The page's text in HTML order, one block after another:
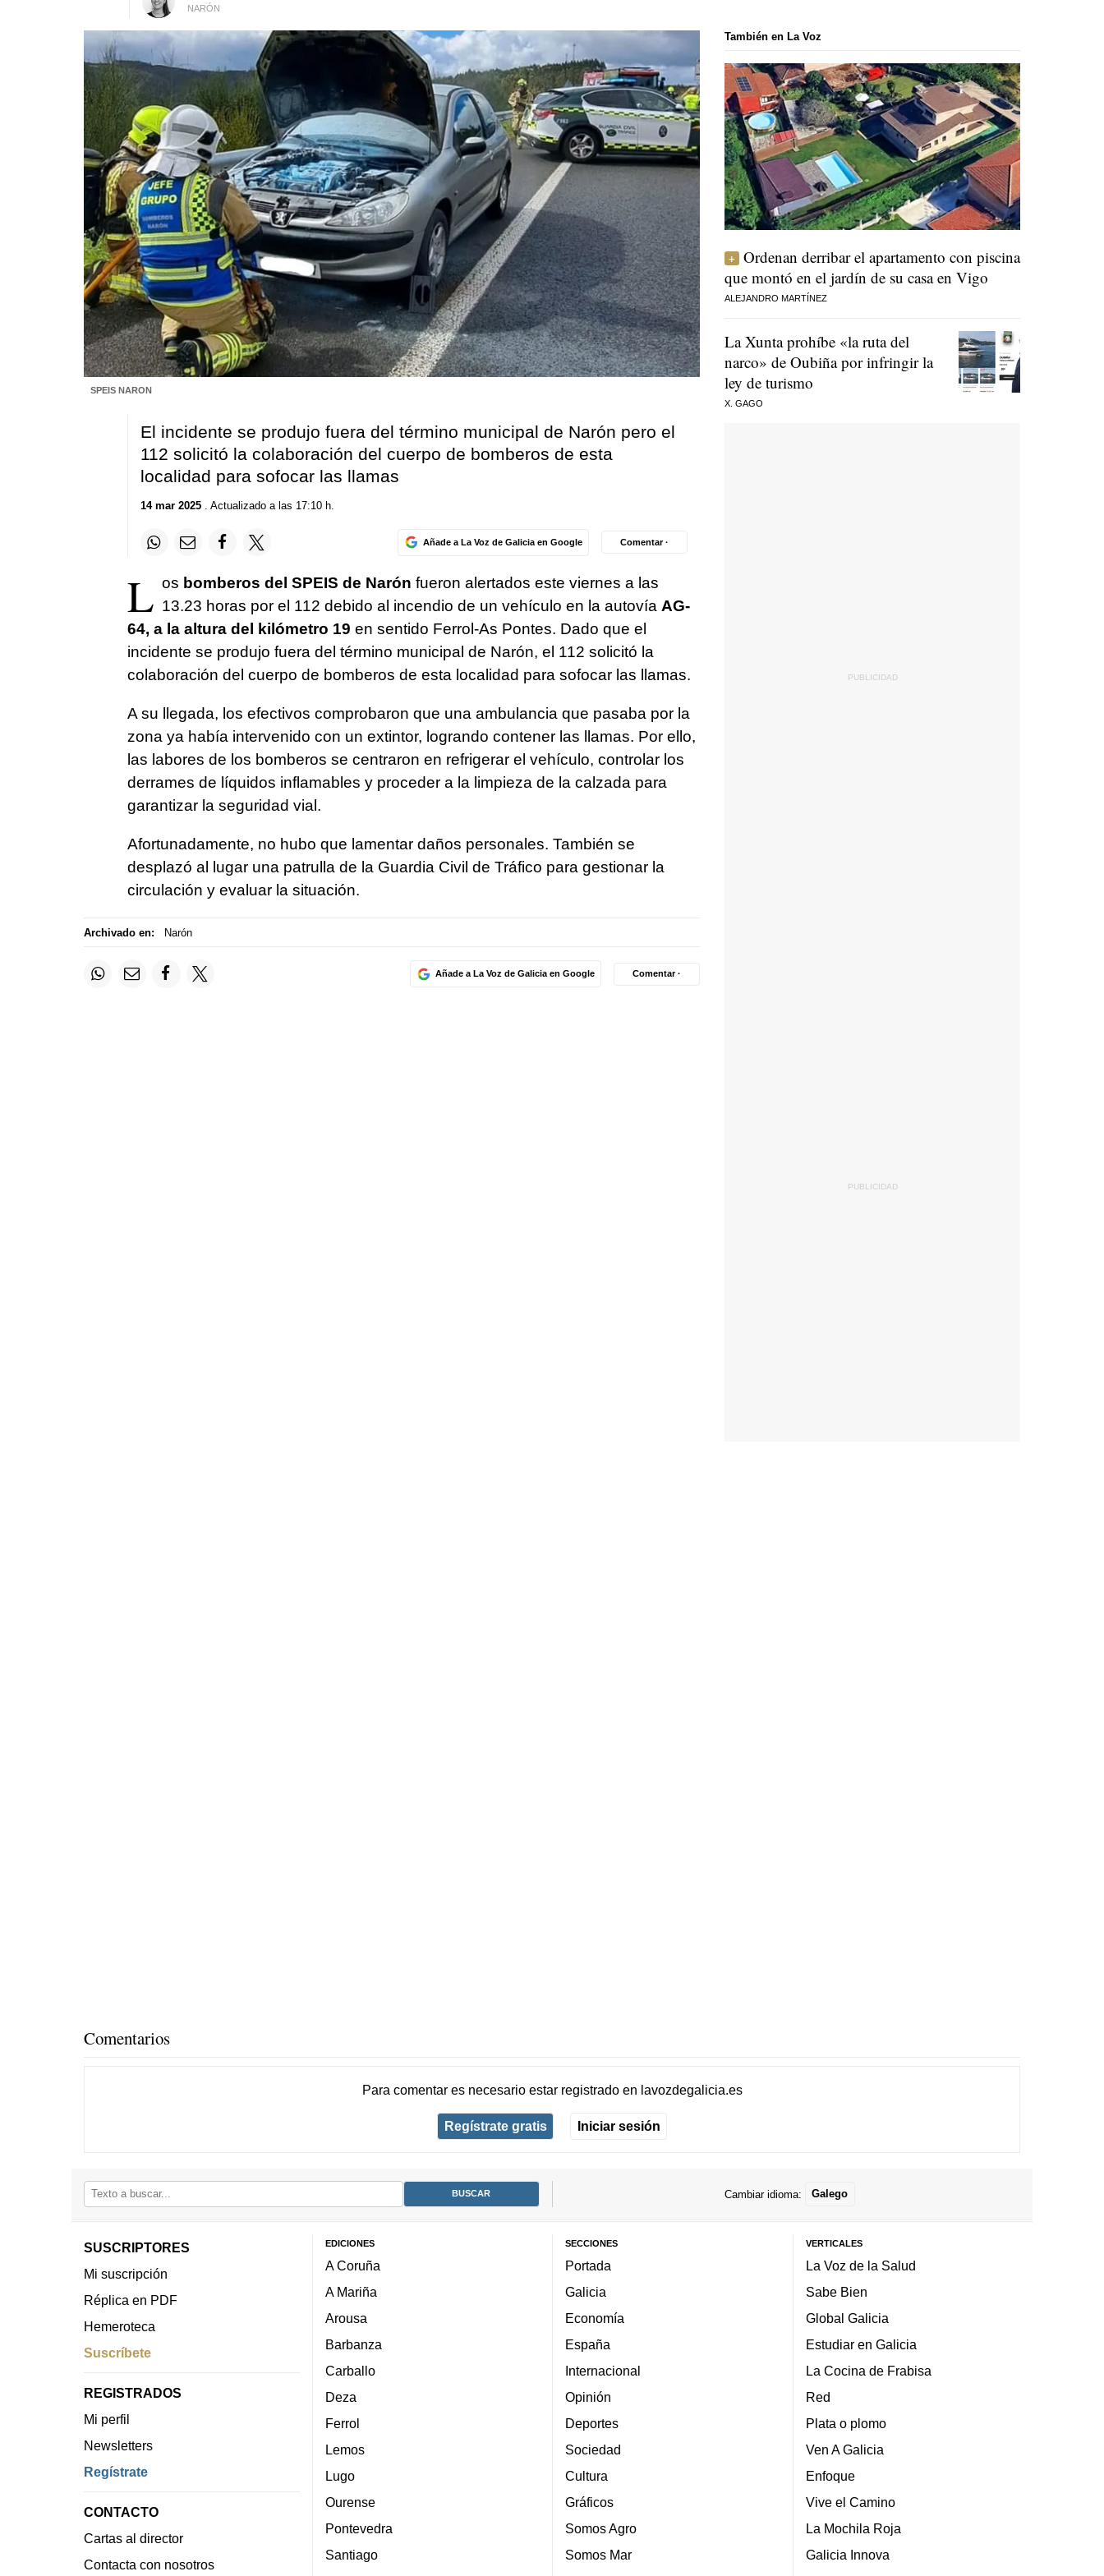
NARÓN
SPEIS NARON
El incidente se produjo fuera del término municipal de Narón pero el
112 solicitó la colaboración del cuerpo de bomberos de esta
localidad para sofocar las llamas
14 mar 2025. Actualizado a las 17:10 h.
Añade a La Voz de Galicia en Google Comentar ·
L os bomberos del SPEIS de Narón fueron alertados este viernes a las
13.23 horas por el 112 debido al incendio de un vehículo en la autovía AG-
64, a la altura del kilómetro 19 en sentido Ferrol-As Pontes. Dado que el
incidente se produjo fuera del término municipal de Narón, el 112 solicitó la
colaboración del cuerpo de bomberos de esta localidad para sofocar las llamas.
A su llegada, los efectivos comprobaron que una ambulancia que pasaba por la
zona ya había intervenido con un extintor, logrando contener las llamas. Por ello,
las labores de los bomberos se centraron en refrigerar el vehículo, controlar los
derrames de líquidos inflamables y proceder a la limpieza de la calzada para
garantizar la seguridad vial.
Afortunadamente, no hubo que lamentar daños personales. También se
desplazó al lugar una patrulla de la Guardia Civil de Tráfico para gestionar la
circulación y evaluar la situación.
Archivado en: Narón
Añade a La Voz de Galicia en Google Comentar ·
También en La Voz
Ordenan derribar el apartamento con piscina
que montó en el jardín de su casa en Vigo
ALEJANDRO MARTÍNEZ
La Xunta prohíbe «la ruta del
narco» de Oubiña por infringir la
ley de turismo
X. GAGO
Comentarios
Para comentar es necesario estar registradoen lavozdegalicia.es
Regístrate gratis Iniciar sesión
Cambiar idioma: Galego
SUSCRIPTORES
Mi suscripción
Réplica en PDF
Hemeroteca
Suscríbete
REGISTRADOS
Mi perfil
Newsletters
Regístrate
CONTACTO
Cartas al director
Contacta con nosotros
EDICIONES
A Coruña
A Mariña
Arousa
Barbanza
Carballo
Deza
Ferrol
Lemos
Lugo
Ourense
Pontevedra
Santiago
SECCIONES
Portada
Galicia
Economía
España
Internacional
Opinión
Deportes
Sociedad
Cultura
Gráficos
Somos Agro
Somos Mar
VERTICALES
La Voz de la Salud
Sabe Bien
Global Galicia
Estudiar en Galicia
La Cocina de Frabisa
Red
Plata o plomo
Ven A Galicia
Enfoque
Vive el Camino
La Mochila Roja
Galicia Innova